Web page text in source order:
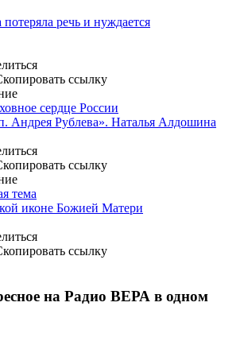
речь и нуждается
сердце России
Андрея Рублева». Наталья Алдошина
тема
иконе Божией Матери
на Радио ВЕРА в одном